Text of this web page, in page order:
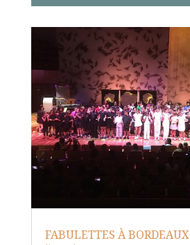
FABULETTES À BORDEAUX